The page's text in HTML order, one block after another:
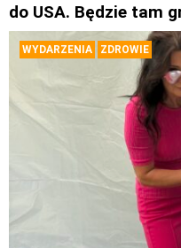
do USA. Będzie tam
WYDARZENIA ZDROWIE